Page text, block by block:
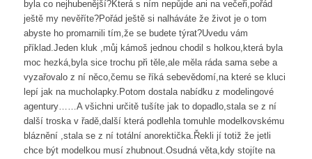
byla co nejhubenější?Která s ním nepůjde ani na večeři,pořád
ještě my nevěříte?Pořád ještě si nalháváte že život je o tom
abyste ho promarnili tím,že se budete týrat?Uvedu vám
příklad.Jeden kluk ,můj kámoš jednou chodil s holkou,která byla
moc hezká,byla sice trochu při těle,ale měla ráda sama sebe a
vyzařovalo z ní něco,čemu se říká sebevědomí,na které se kluci
lepí jak na mucholapky.Potom dostala nabídku z modelingové
agentury……A všichni určitě tušíte jak to dopadlo,stala se z ní
další troska v řadě,další která podlehla tomuhle modelkovskému
bláznění ,stala se z ní totální anorektička.Řekli jí totiž že jetli
chce být modelkou musí zhubnout.Osudná věta,kdy stojíte na